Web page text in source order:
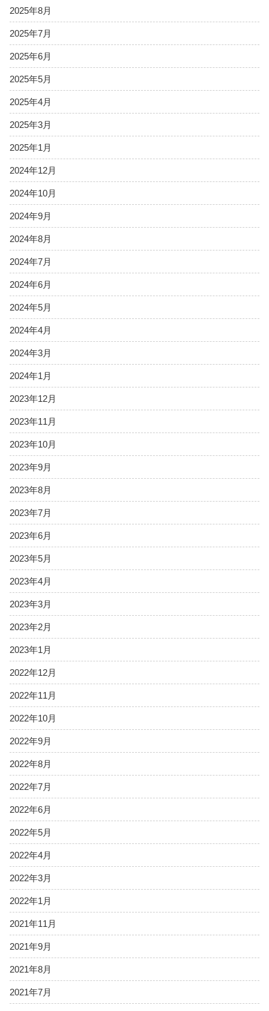
2025年8月
2025年7月
2025年6月
2025年5月
2025年4月
2025年3月
2025年1月
2024年12月
2024年10月
2024年9月
2024年8月
2024年7月
2024年6月
2024年5月
2024年4月
2024年3月
2024年1月
2023年12月
2023年11月
2023年10月
2023年9月
2023年8月
2023年7月
2023年6月
2023年5月
2023年4月
2023年3月
2023年2月
2023年1月
2022年12月
2022年11月
2022年10月
2022年9月
2022年8月
2022年7月
2022年6月
2022年5月
2022年4月
2022年3月
2022年1月
2021年11月
2021年9月
2021年8月
2021年7月